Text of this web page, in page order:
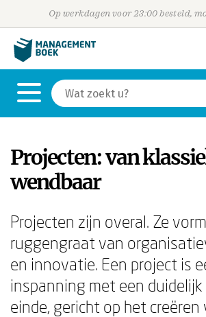
Op werkdagen voor 23:00 besteld,
Projecten: van
wendbaar
Projecten zijn overal. Ze
ruggengraat van
en innovatie. Een project is
inspanning met een duidelijk
einde, gericht op het creëren